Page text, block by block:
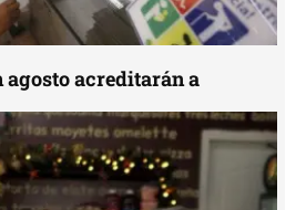
agosto acreditarán a